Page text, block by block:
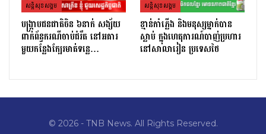
សន្តិសុខសង្គម
បង្ក្រាបជនជាតិចិន ៦នាក់ សង្ស័យ
ពាក់ព័ន្ធករណីចាប់ជំរឹត នៅអគារ
មួយកន្លែងក្បែរមាត់ទន្លេ…
សន្តិសុខសង្គម
ខ្មាន់កាំភ្លើង និងមនុស្សម្នាក់បាន
ស្លាប់ ក្នុងហេតុការណ៍បាញ់ប្រហារ
នៅសាលារៀន ប្រទេសថៃ
© 2026 - TNB News. All Rights Reserved.